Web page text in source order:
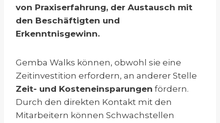
von Praxiserfahrung, der Austausch mit
den Beschäftigten und
Erkenntnisgewinn.
Gemba Walks können, obwohl sie eine
Zeitinvestition erfordern, an anderer Stelle
Zeit- und Kosteneinsparungen fördern.
Durch den direkten Kontakt mit den
Mitarbeitern können Schwachstellen